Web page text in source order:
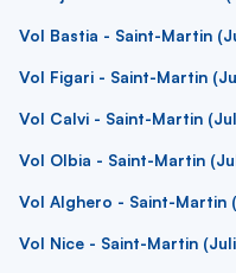
Vol Bastia - Saint-Martin
Vol Figari - Saint-Martin
Vol Calvi - Saint-Martin
Vol Olbia - Saint-Martin
Vol Alghero - Saint-Martin
Vol Nice - Saint-Martin